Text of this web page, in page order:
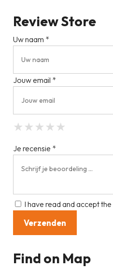
Review Store
Uw naam *
Jouw email *
★
★ ★
★ ★ ★
★ ★ ★ ★
★ ★ ★ ★ ★
Je recensie *
I have read and accept the
Find on Map